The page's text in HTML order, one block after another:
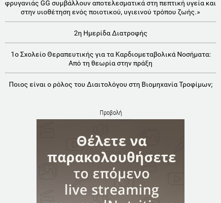
φρυγανιάς GG συμβάλλουν αποτελεσματικά στη πεπτική υγεία και
στην υιοθέτηση ενός ποιοτικού, υγιεινού τρόπου ζωής.»
2η Ημερίδα Διατροφής
1o Σχολείο Θεραπευτικής για τα Καρδιομεταβολικά Νοσήματα:
Aπό τη θεωρία στην πράξη
Ποιος είναι ο ρόλος του Διαιτολόγου στη Βιομηχανία Τροφίμων;
Προβολή